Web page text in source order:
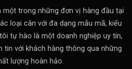
một trong những đơn vị hàng đầu tại
loại cân với đa dạng mẫu mã, kiểu
tự hào là một doanh nghiệp uy tín,
tin với khách hàng thông qua những
lượng hoàn hảo.